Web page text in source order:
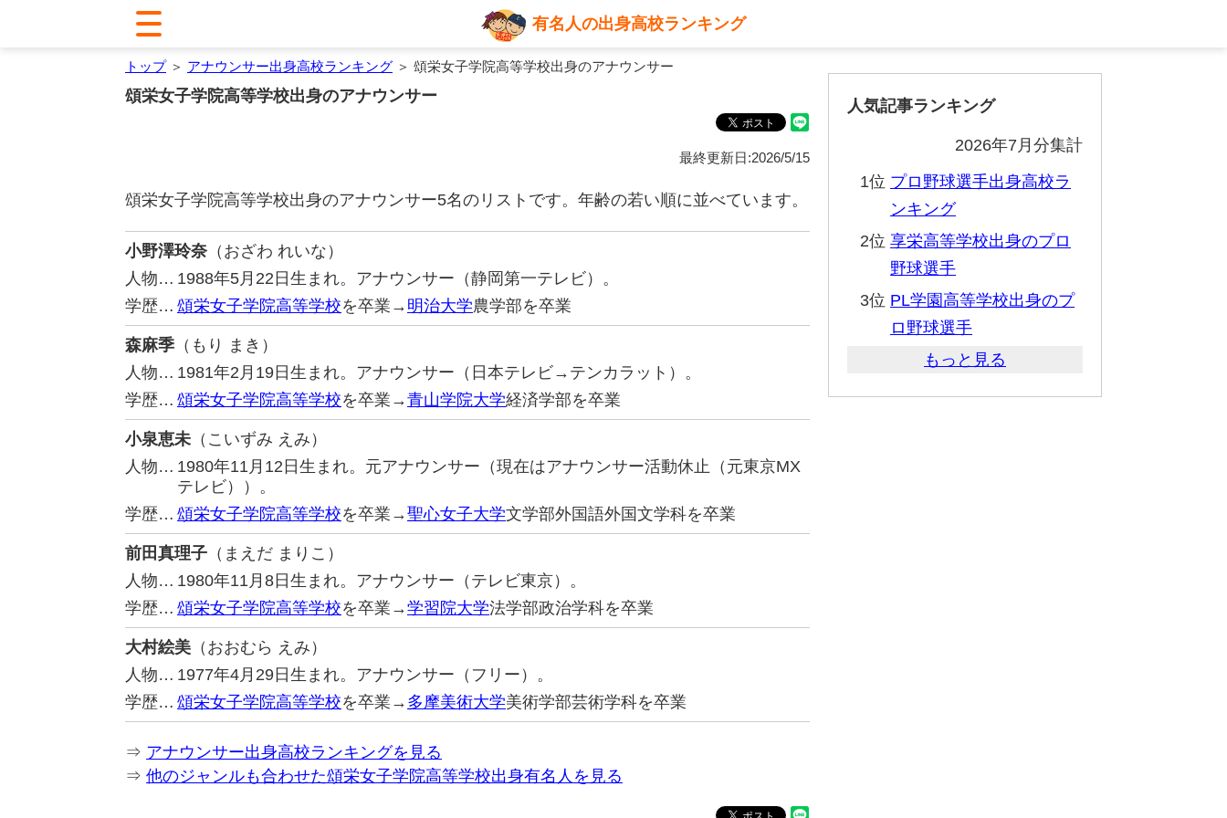
有名人の出身高校ランキング
トップ＞ アナウンサー出身高校ランキング ＞ 頌栄女子学院高等学校出身のアナウンサー
頌栄女子学院高等学校出身のアナウンサー
最終更新日:2026/5/15
頌栄女子学院高等学校出身のアナウンサー5名のリストです。年齢の若い順に並べています。
小野澤玲奈 （おざわ れいな）
人物… 1988年5月22日生まれ。アナウンサー（静岡第一テレビ）。
学歴… 頌栄女子学院高等学校を卒業→ 明治大学農学部を卒業
森麻季 （もり まき）
人物… 1981年2月19日生まれ。アナウンサー（日本テレビ→テンカラット）。
学歴… 頌栄女子学院高等学校を卒業→青山学院大学経済学部を卒業
小泉恵未 （こいずみ えみ）
人物… 1980年11月12日生まれ。元アナウンサー（現在はアナウンサー活動休止（元東京MX
テレビ））。
学歴… 頌栄女子学院高等学校を卒業→聖心女子大学文学部外国語外国文学科を卒業
前田真理子 （まえだ まりこ）
人物… 1980年11月8日生まれ。アナウンサー（テレビ東京）。
学歴… 頌栄女子学院高等学校を卒業→学習院大学法学部政治学科を卒業
大村絵美 （おおむら えみ）
人物… 1977年4月29日生まれ。アナウンサー（フリー）。
学歴… 頌栄女子学院高等学校を卒業→ 多摩美術大学美術学部芸術学科を卒業
⇒ アナウンサー出身高校ランキングを見る
⇒ 他のジャンルも合わせた頌栄女子学院高等学校出身有名人を見る
人気記事ランキング
2026年7月分集計
1位 プロ野球選手出身高校ラ
ンキング
2位 享栄高等学校出身のプロ
野球選手
3位 PL学園高等学校出身のプ
ロ野球選手
もっと見る